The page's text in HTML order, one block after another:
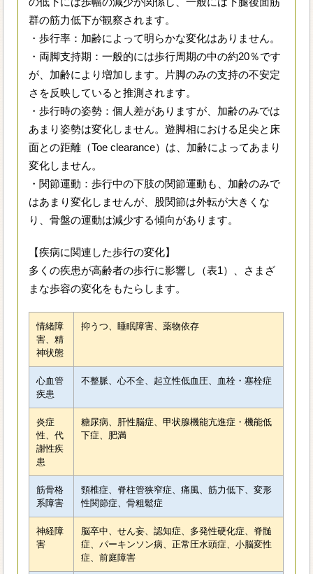
群の筋力低下が観察されます。
・歩行率：加齢によって明らかな変化はありません。
・両脚支持期：一般的には歩行周期の中の約20％です
が、加齢により増加します。片脚のみの支持の不安定
さを反映していると推測されます。
・歩行時の姿勢：個人差がありますが、加齢のみでは
あまり姿勢は変化しません。遊脚相における足尖と床
面との距離（Toe clearance）は、加齢によってあまり
変化しません。
・関節運動：歩行中の下肢の関節運動も、加齢のみで
はあまり変化しませんが、股関節は外転が大きくな
り、骨盤の運動は減少する傾向があります。
【疾病に関連した歩行の変化】
多くの疾患が高齢者の歩行に影響し（表1）、さまざ
まな歩容の変化をもたらします。
情緒障
害、精
神状態
抑うつ、睡眠障害、薬物依存
心血管
疾患
不整脈、心不全、起立性低血圧、血栓・塞栓症
炎症
性、代
謝性疾
患
糖尿病、肝性脳症、甲状腺機能亢進症・機能低
下症、肥満
筋骨格
系障害
頸椎症、脊柱管狭窄症、痛風、筋力低下、変形
性関節症、骨粗鬆症
神経障
害
脳卒中、せん妄、認知症、多発性硬化症、脊髄
症、パーキンソン病、正常圧水頭症、小脳変性
症、前庭障害